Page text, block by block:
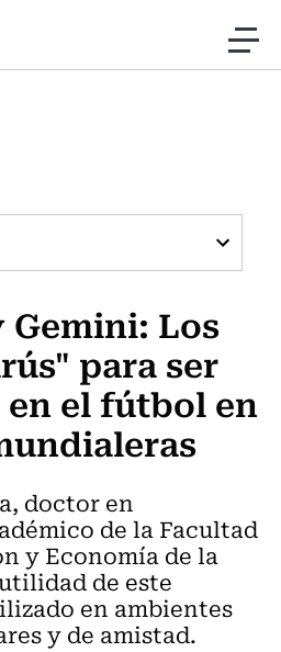
al contenido
Usach
Gemini: Los
para ser
el fútbol en
doctor en
de la Facultad
y Economía de la
de este
en ambientes
y de amistad.